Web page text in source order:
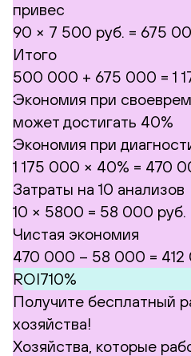
привес
90 × 7 500 руб. = 675
Итого
500 000 + 675 000 = 1
Экономия при
может достигать 40%
Экономия при
1 175 000 × 40% = 470
Затраты на 10 анализов
10 × 5800 = 58 000 руб.
Чистая экономия
470 000 – 58 000 = 412
ROI710%
Получите бесплатный
хозяйства!
Хозяйства, которые